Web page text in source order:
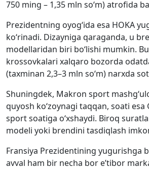
750 ming – 1,35 mln so‘m) atrofida
Prezidentning oyog‘ida esa HOKA
ko‘rinadi. Dizayniga qaraganda, u
modellaridan biri bo‘lishi mumkin.
krossovkalari xalqaro bozorda
(taxminan 2,3–3 mln so‘m) narxda
Shuningdek, Makron sport
quyosh ko‘zoynagi taqqan, soati esa
sport soatiga o‘xshaydi. Biroq
modeli yoki brendini tasdiqlash
Fransiya Prezidentining yugurishga
avval ham bir necha bor e’tibor